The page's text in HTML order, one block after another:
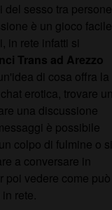
del sesso tra persone
è un gioco
in rete infatti si
Trans ad Arezzo
di cosa offra la
erotica, trovare un
una discussione
è possibile
colpo di fulmine o si
a conversare in
poi vedere come può
rete.